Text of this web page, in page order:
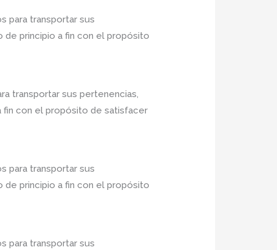
para transportar sus
de principio a fin con el propósito
transportar sus pertenencias,
fin con el propósito de satisfacer
para transportar sus
de principio a fin con el propósito
para transportar sus